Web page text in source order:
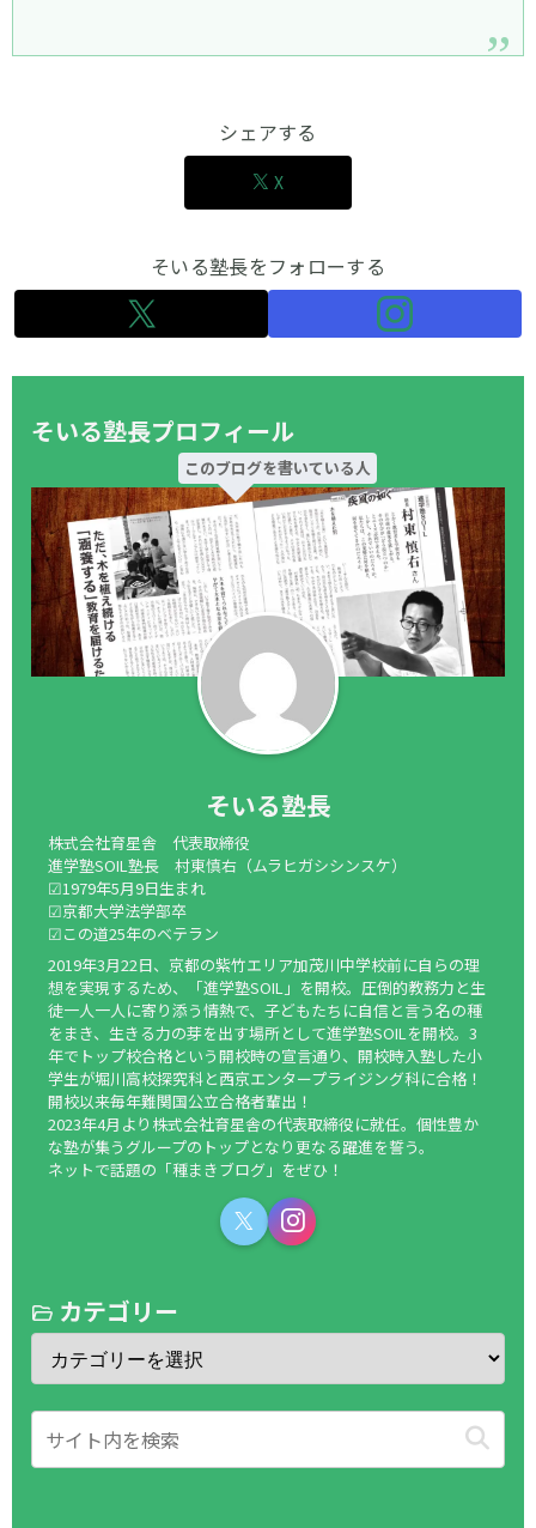
シェアする
X
そいる塾長をフォローする
そいる塾長プロフィール
このブログを書いている人
そいる塾長
株式会社育星舎 代表取締役
進学塾SOIL塾長 村東慎右（ムラヒガシシンスケ）
☑1979年5月9日生まれ
☑京都大学法学部卒
☑この道25年のベテラン
2019年3月22日、京都の紫竹エリア加茂川中学校前に自らの理
想を実現するため、「進学塾SOIL」を開校。圧倒的教務力と生
徒一人一人に寄り添う情熱で、子どもたちに自信と言う名の種
をまき、生きる力の芽を出す場所として進学塾SOILを開校。3
年でトップ校合格という開校時の宣言通り、開校時入塾した小
学生が堀川高校探究科と西京エンタープライジング科に合格！
開校以来毎年難関国公立合格者輩出！
2023年4月より株式会社育星舎の代表取締役に就任。個性豊か
な塾が集うグループのトップとなり更なる躍進を誓う。
ネットで話題の「種まきブログ」をぜひ！
カテゴリー